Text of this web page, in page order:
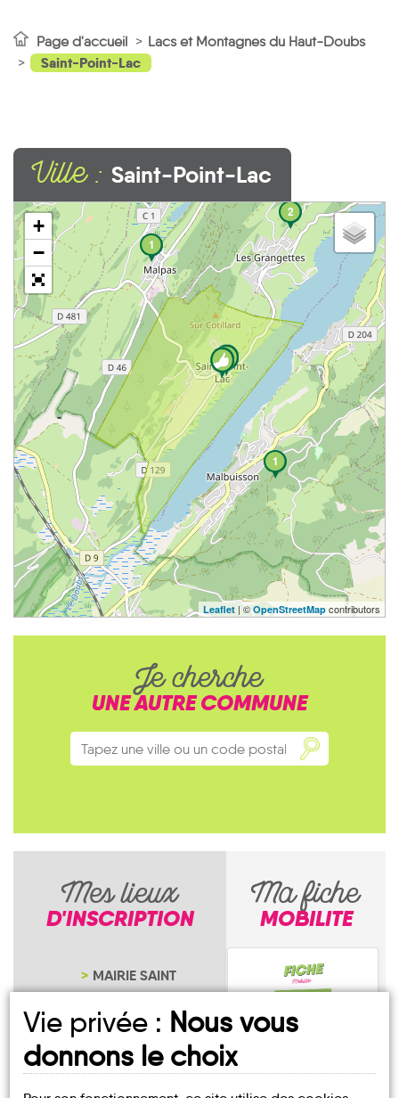
Page d'accueil Lacs et Montagnes du Haut-Doubs
Saint-Point-Lac
Ville : Saint-Point-Lac
2
1
1
+
−
Leaflet | ©OpenStreetMap contributors
Je cherche
UNE AUTRE COMMUNE
Mes lieux
D'INSCRIPTION
MAIRIE SAINT
POINT LAC
NOTRE PAGE
D'INSCRIPTION
Ma fiche
MOBILITE
Vie privée : Nous vous
donnons le choix